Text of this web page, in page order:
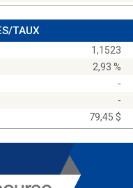
TAUX
1,1523
2,93 %
-
-
79,45 $